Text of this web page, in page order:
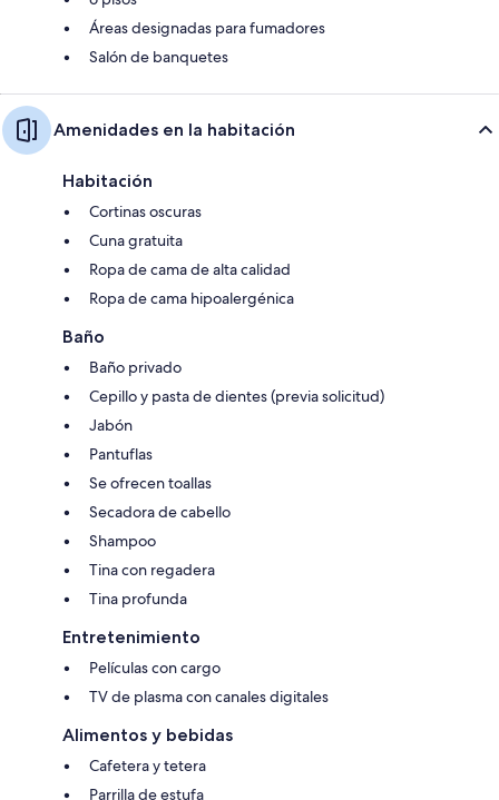
Áreas designadas para fumadores
Salón de banquetes
Amenidades en la habitación
Habitación
Cortinas oscuras
Cuna gratuita
Ropa de cama de alta calidad
Ropa de cama hipoalergénica
Baño
Baño privado
Cepillo y pasta de dientes (previa solicitud)
Jabón
Pantuflas
Se ofrecen toallas
Secadora de cabello
Shampoo
Tina con regadera
Tina profunda
Entretenimiento
Películas con cargo
TV de plasma con canales digitales
Alimentos y bebidas
Cafetera y tetera
Parrilla de estufa